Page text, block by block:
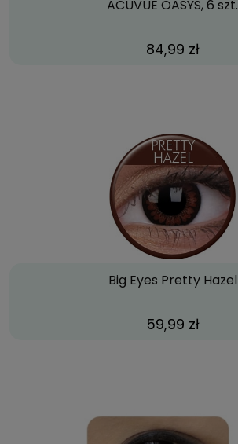
ACUVUE OASYS, 6 szt.
84,99 zł
Big Eyes Pretty Hazel
59,99 zł